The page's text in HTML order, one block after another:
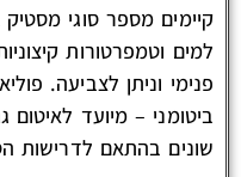
קיימים מספר סוגי מסטיק
למים וטמפרטורות
פנימי וניתן לצביעה.
ביטומני – מיועד לאיטום
שונים בהתאם לדרישות